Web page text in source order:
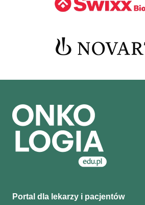
Portal dla lekarzy i pacjentów